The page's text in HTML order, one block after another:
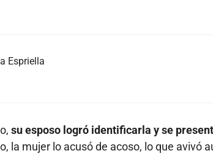
Espriella
su esposo logró identificarla y se
la mujer lo acusó de acoso, lo que avivó